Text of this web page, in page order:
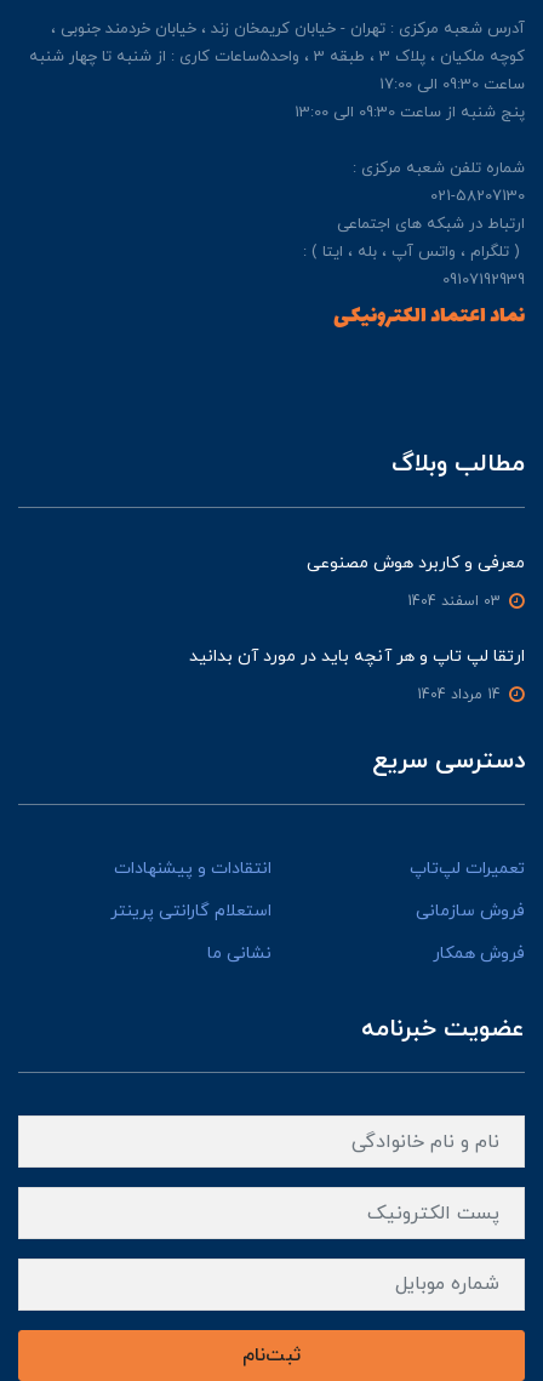
آدرس شعبه مرکزی : تهران - خیابان کریمخان زند ، خیابان خردمند جنوبی ،
کوچه ملکیان ، پلاک 3 ، طبقه 3 ، واحد5ساعات کاری : از شنبه تا چهار شنبه
ساعت 09:30 الی 17:00
پنج شنبه از ساعت 09:30 الی 13:00
شماره تلفن شعبه مرکزی :
021-58207130
ارتباط در شبکه های اجتماعی
( تلگرام ، واتس آپ ، بله ، ایتا ) :
09107192939
نماد اعتماد الکترونیکی
مطالب وبلاگ
معرفی و کاربرد هوش مصنوعی
ارتقا لپ تاپ و هر آنچه باید در مورد آن بدانید
دسترسی سریع
تعمیرات لپ‌تاپ
انتقادات و پیشنهادات
فروش سازمانی
استعلام گارانتی پرینتر
فروش همکار
نشانی ما
عضویت خبرنامه
ثبت‌نام